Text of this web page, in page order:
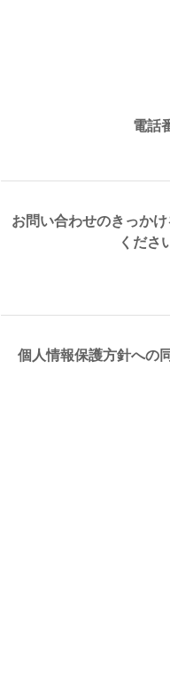
電話
お問い合わせのきっか
くださ
個人情報保護方針への